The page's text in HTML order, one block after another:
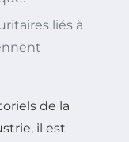
liés à
de la
il est